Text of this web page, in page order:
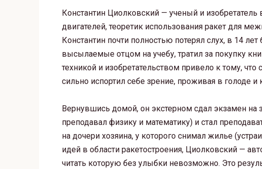
Константин Циолковский — ученый и
двигателей, теоретик использования ракет для
Константин почти полностью потерял слух, в 14
высылаемые отцом на учебу, тратил за покупку
техникой и изобретательством привело к тому, что
сильно испортил себе зрение, проживая в голоде и
Вернувшись домой, он экстерном сдал экзамен на
преподавал физику и математику) и стал
на дочери хозяина, у которого снимал жилье
идей в области ракетостроения, Циолковский —
читать которую без улыбки невозможно. Это